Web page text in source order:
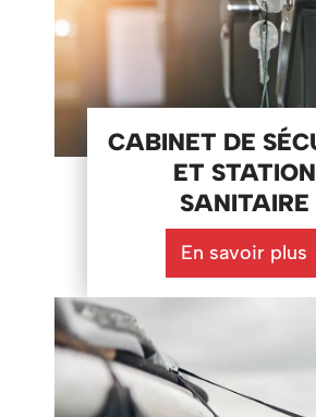
CABINET DE
ET STATION
SANITAIRE
En savoir plus